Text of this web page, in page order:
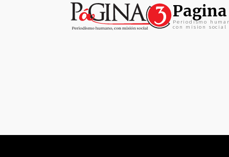
Periodismo
con mision social